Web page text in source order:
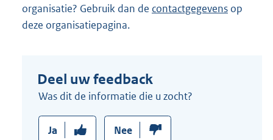
organisatie? Gebruik dan de contactgegevens op
deze organisatiepagina.
Deel uw feedback
Was dit de informatie die u zocht?
Ja Nee